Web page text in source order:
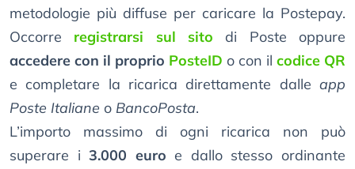
metodologie più diffuse per caricare la Postepay.
Occorre registrarsi sul sito di Poste oppure
accedere con il proprio PosteID o con il codice QR
e completare la ricarica direttamente dalle app
Poste Italiane o BancoPosta.
L’importo massimo di ogni ricarica non può
superare i3.000 euro e dallo stesso ordinante